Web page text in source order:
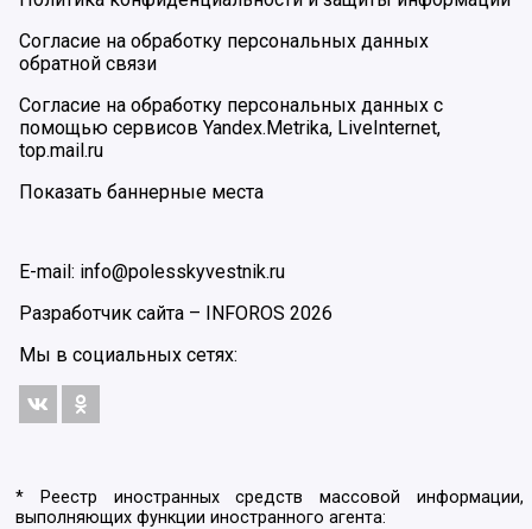
Согласие на обработку персональных данных
обратной связи
Согласие на обработку персональных данных с
помощью сервисов Yandex.Metrika, LiveInternet,
top.mail.ru
Показать баннерные места
E-mail: info@polesskyvestnik.ru
Разработчик сайта – INFOROS 2026
Мы в социальных сетях:
* Реестр иностранных средств массовой информации,
выполняющих функции иностранного агента: